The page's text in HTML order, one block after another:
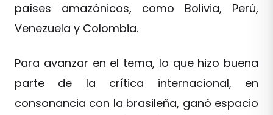
países amazónicos, como Bolivia, Perú,
Venezuela y Colombia.
Para avanzar en el tema, lo que hizo buena
parte de la crítica internacional, en
consonancia con la brasileña, ganó espacio